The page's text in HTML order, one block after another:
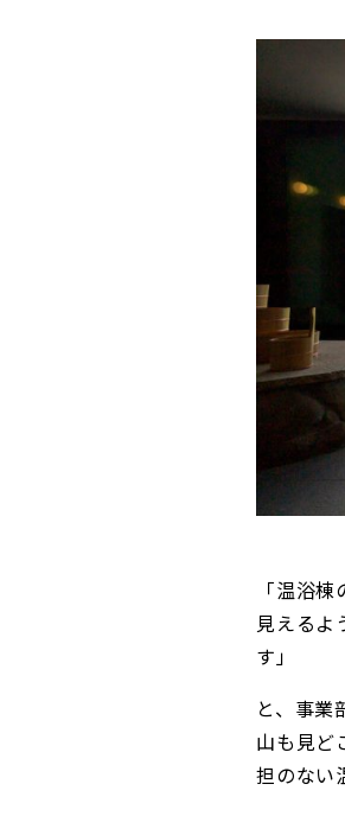
「温浴
見えるよ
す」
と、事業
山も見ど
担のない